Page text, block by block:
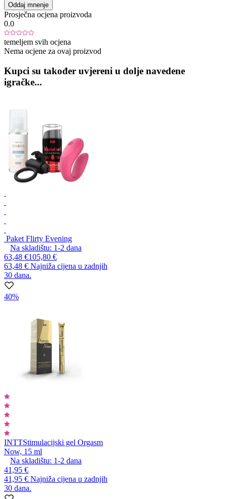
Oddaj mnenje
Prosječna ocjena proizvoda
0.0
temeljem svih ocjena
Nema ocjene za ovaj proizvod
Kupci su također uvjereni u dolje navedene
igračke...
Paket Flirty Evening
Na skladištu: 1-2 dana
63,48 €105,80 €
63,48 € Najniža cijena u zadnjih
30 dana.
40%
INTTStimulacijski gel Orgasm
Now, 15 ml
Na skladištu: 1-2 dana
41,95 €
41,95 € Najniža cijena u zadnjih
30 dana.